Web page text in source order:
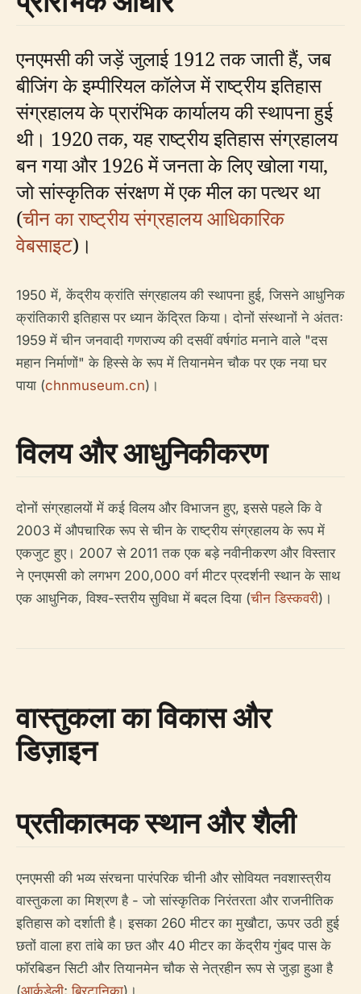
एनएमसी की जड़ें जुलाई 1912 तक जाती हैं, जब
बीजिंग के इम्पीरियल कॉलेज में राष्ट्रीय इतिहास
संग्रहालय के प्रारंभिक कार्यालय की स्थापना हुई
थी। 1920 तक, यह राष्ट्रीय इतिहास संग्रहालय
बन गया और 1926 में जनता के लिए खोला गया,
जो सांस्कृतिक संरक्षण में एक मील का पत्थर था
(चीन का राष्ट्रीय संग्रहालय आधिकारिक
वेबसाइट)।
1950 में, केंद्रीय क्रांति संग्रहालय की स्थापना हुई, जिसने आधुनिक
क्रांतिकारी इतिहास पर ध्यान केंद्रित किया। दोनों संस्थानों ने अंततः
1959 में चीन जनवादी गणराज्य की दसवीं वर्षगांठ मनाने वाले "दस
महान निर्माणों" के हिस्से के रूप में तियानमेन चौक पर एक नया घर
पाया (chnmuseum.cn)।
विलय और आधुनिकीकरण
दोनों संग्रहालयों में कई विलय और विभाजन हुए, इससे पहले कि वे
2003 में औपचारिक रूप से चीन के राष्ट्रीय संग्रहालय के रूप में
एकजुट हुए। 2007 से 2011 तक एक बड़े नवीनीकरण और विस्तार
ने एनएमसी को लगभग 200,000 वर्ग मीटर प्रदर्शनी स्थान के साथ
एक आधुनिक, विश्व-स्तरीय सुविधा में बदल दिया (चीन डिस्कवरी)।
वास्तुकला का विकास और
डिज़ाइन
प्रतीकात्मक स्थान और शैली
एनएमसी की भव्य संरचना पारंपरिक चीनी और सोवियत नवशास्त्रीय
वास्तुकला का मिश्रण है - जो सांस्कृतिक निरंतरता और राजनीतिक
इतिहास को दर्शाती है। इसका 260 मीटर का मुखौटा, ऊपर उठी हुई
छतों वाला हरा तांबे का छत और 40 मीटर का केंद्रीय गुंबद पास के
फॉरबिडन सिटी और तियानमेन चौक से नेत्रहीन रूप से जुड़ा हुआ है